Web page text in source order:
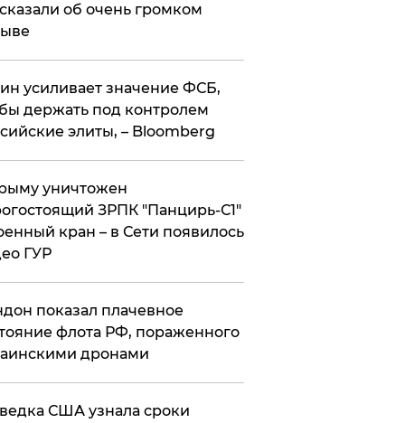
об очень громком
усиливает значение ФСБ,
держать под контролем
элиты, – Bloomberg
уничтожен
ЗРПК "Панцирь-С1"
кран – в Сети появилось
ГУР
показал плачевное
флота РФ, пораженного
дронами
США узнала сроки